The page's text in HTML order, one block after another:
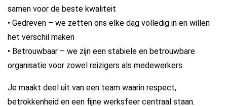
samen voor de beste kwaliteit
• Gedreven – we zetten ons elke dag volledig in en willen
het verschil maken
• Betrouwbaar – we zijn een stabiele en betrouwbare
organisatie voor zowel reizigers als medewerkers
Je maakt deel uit van een team waarin respect,
betrokkenheid en een fijne werksfeer centraal staan.